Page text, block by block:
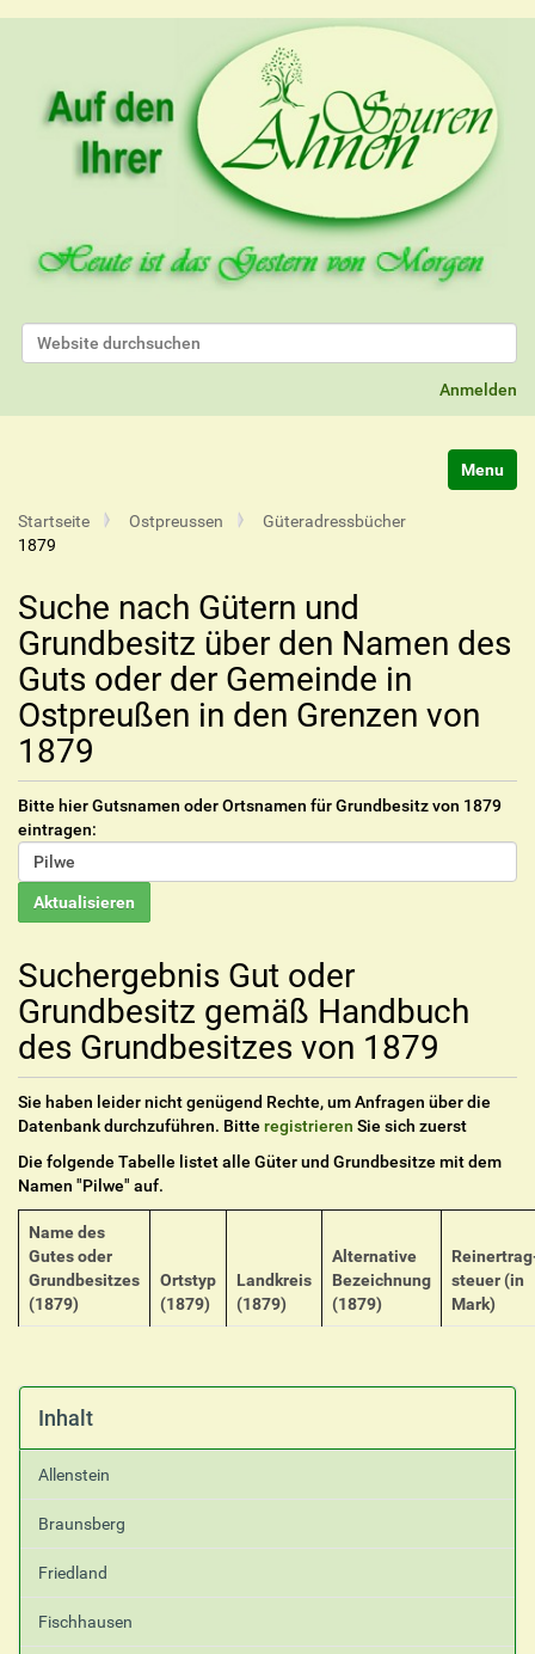
Website durchsuchen
Anmelden
Startseite Ostpreussen
Güteradressbücher
1879
Suche nach Gütern und
Grundbesitz über den Namen des
Guts oder der Gemeinde in
Ostpreußen in den Grenzen von
1879
Bitte hier Gutsnamen oder Ortsnamen für Grundbesitz von 1879
eintragen:
Suchergebnis Gut oder
Grundbesitz gemäß Handbuch
des Grundbesitzes von 1879
Sie haben leider nicht genügend Rechte, um Anfragen über die
Datenbank durchzuführen. Bitte registrieren Sie sich zuerst
Die folgende Tabelle listet alle Güter und Grundbesitze mit dem
Namen "Pilwe" auf.
Name des
Gutes oder
Grundbesitzes
(1879)
Ortstyp
(1879)
Landkreis
(1879)
Alternative
Bezeichnung
(1879)
steuer (in
Mark)
Inhalt
Allenstein
Braunsberg
Friedland
Fischhausen